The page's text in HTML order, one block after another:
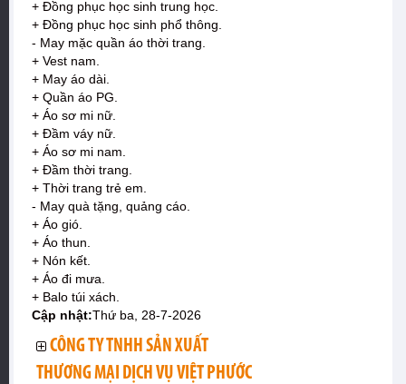
+ Đồng phục học sinh trung học.
+ Đồng phục học sinh phổ thông.
- May mặc quần áo thời trang.
+ Vest nam.
+ May áo dài.
+ Quần áo PG.
+ Áo sơ mi nữ.
+ Đầm váy nữ.
+ Áo sơ mi nam.
+ Đầm thời trang.
+ Thời trang trẻ em.
- May quà tặng, quảng cáo.
+ Áo gió.
+ Áo thun.
+ Nón kết.
+ Áo đi mưa.
+ Balo túi xách.
Cập nhật:Thứ ba, 28-7-2026
CÔNG TY TNHH SẢN XUẤT
THƯƠNG MẠI DỊCH VỤ VIỆT PHƯỚC